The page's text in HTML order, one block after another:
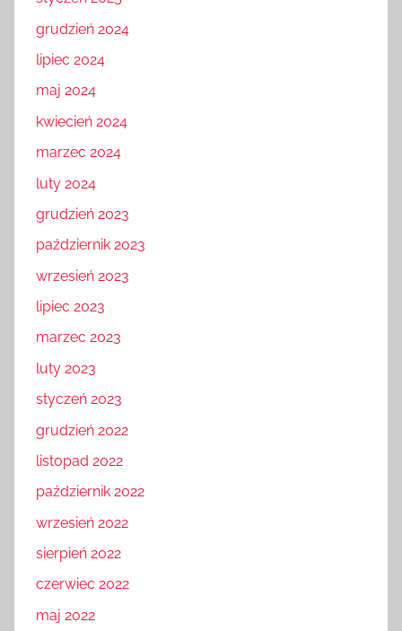
grudzień 2024
lipiec 2024
maj 2024
kwiecień 2024
marzec 2024
luty 2024
grudzień 2023
październik 2023
wrzesień 2023
lipiec 2023
marzec 2023
luty 2023
styczeń 2023
grudzień 2022
listopad 2022
październik 2022
wrzesień 2022
sierpień 2022
czerwiec 2022
maj 2022